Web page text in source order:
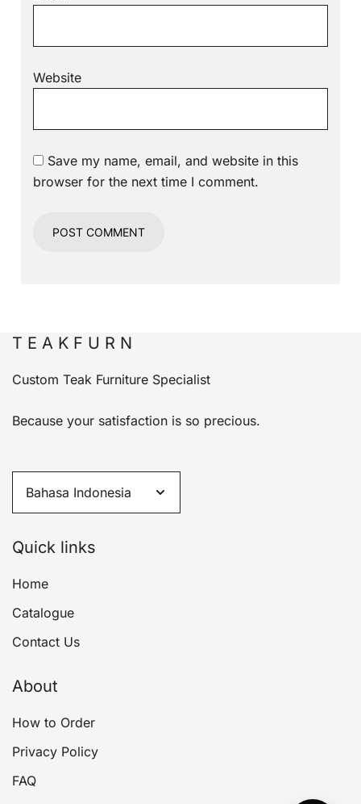
Website
Save my name, email, and website in this
browser for the next time I comment.
T E A K F U R N
Custom Teak Furniture Specialist
Because your satisfaction is so precious.
Quick links
Home
Catalogue
Contact Us
About
How to Order
Privacy Policy
FAQ